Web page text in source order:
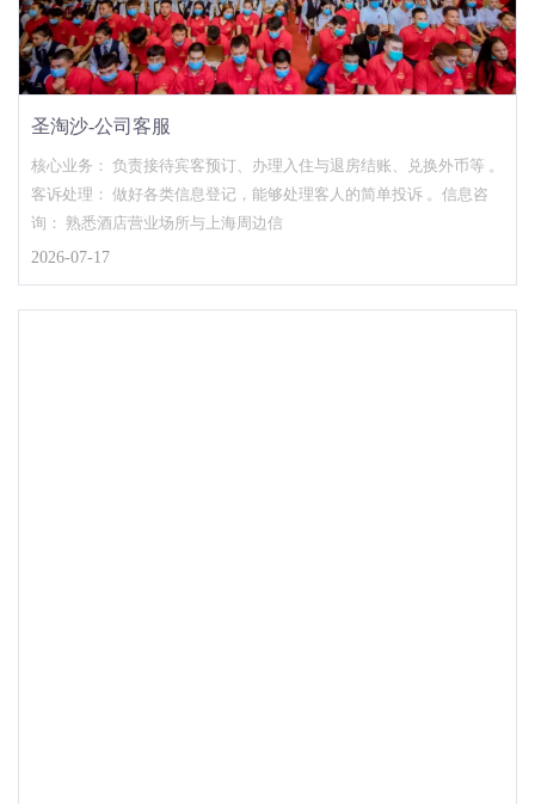
圣淘沙-公司客服
核心业务： 负责接待宾客预订、办理入住与退房结账、兑换外币等 。
客诉处理： 做好各类信息登记，能够处理客人的简单投诉 。信息咨
询： 熟悉酒店营业场所与上海周边信
2026-07-17